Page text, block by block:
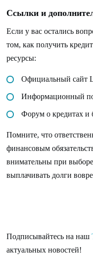
Ссылки и
Если у вас остались
том, как получить
ресурсы:
Официальный сайт
Информационный
Форум о кредитах и
Помните, что
финансовым
внимательны при выборе
выплачивать долги
Подписывайтесь на наш
актуальных новостей!